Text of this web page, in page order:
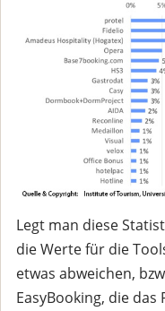
Legt man diese
die Werte für die
etwas abweichen,
EasyBooking, die das